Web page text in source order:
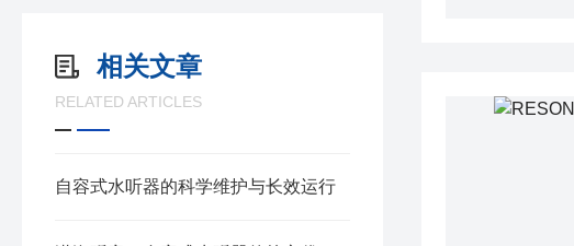
相关文章
RELATED ARTICLES
自容式水听器的科学维护与长效运行